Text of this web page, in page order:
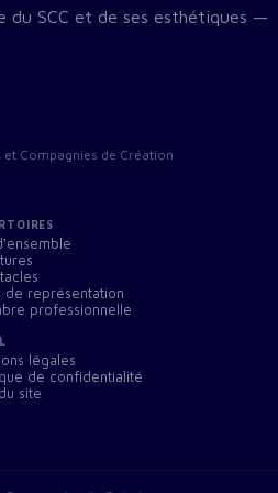
du SCC et de ses esthétiques —
et Compagnies de Création
de représentation
professionnelle
légales
de confidentialité
site